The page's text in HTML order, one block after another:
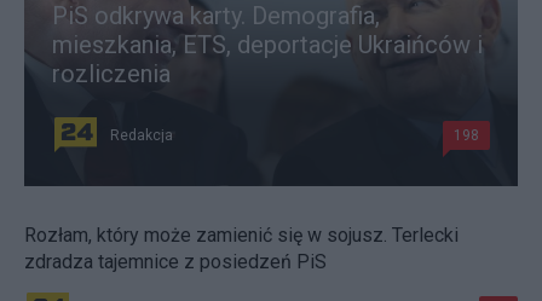
PiS odkrywa karty. Demografia,
mieszkania, ETS, deportacje Ukraińców i
rozliczenia
Redakcja 198
Rozłam, który może zamienić się w sojusz. Terlecki
zdradza tajemnice z posiedzeń PiS